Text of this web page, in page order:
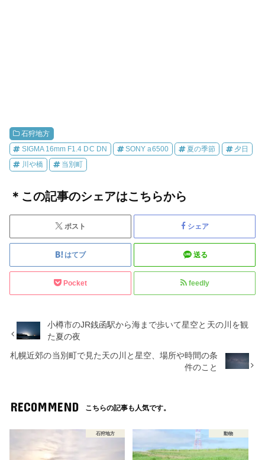
石狩地方
SIGMA 16mm F1.4 DC DN SONY a6500 夏の季節 夕日
川や橋 当別町
＊この記事のシェアはこちらから
ポスト シェア
はてブ 送る
Pocket feedly
小樽市のJR銭函駅から海まで歩いて星空と天の川を観
た夏の夜
札幌近郊の当別町で見た天の川と星空、場所や時間の条
件のこと
RECOMMEND こちらの記事も人気です。
石狩地方 動物